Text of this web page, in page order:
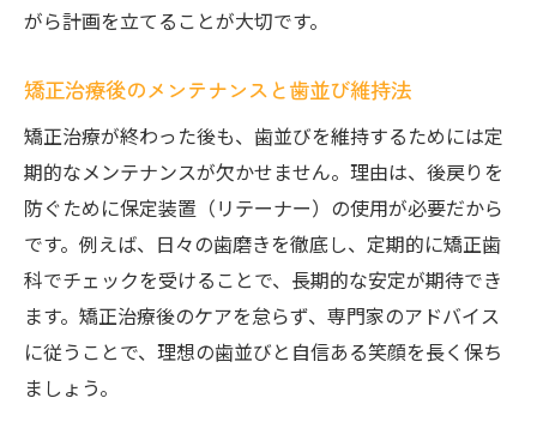
がら計画を立てることが大切です。
矯正治療後のメンテナンスと歯並び維持法
矯正治療が終わった後も、歯並びを維持するためには定
期的なメンテナンスが欠かせません。理由は、後戻りを
防ぐために保定装置（リテーナー）の使用が必要だから
です。例えば、日々の歯磨きを徹底し、定期的に矯正歯
科でチェックを受けることで、長期的な安定が期待でき
ます。矯正治療後のケアを怠らず、専門家のアドバイス
に従うことで、理想の歯並びと自信ある笑顔を長く保ち
ましょう。